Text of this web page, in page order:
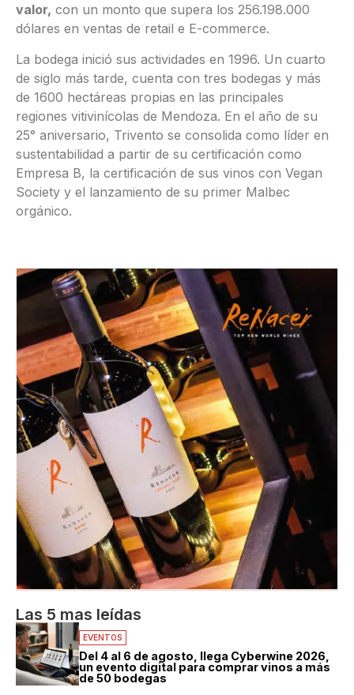
valor, con un monto que supera los 256.198.000
dólares en ventas de retail e E-commerce.
La bodega inició sus actividades en 1996. Un cuarto
de siglo más tarde, cuenta con tres bodegas y más
de 1600 hectáreas propias en las principales
regiones vitivinícolas de Mendoza. En el año de su
25° aniversario, Trivento se consolida como líder en
sustentabilidad a partir de su certificación como
Empresa B, la certificación de sus vinos con Vegan
Society y el lanzamiento de su primer Malbec
orgánico.
Las 5 mas leídas
EVENTOS
Del 4 al 6 de agosto, llega Cyberwine 2026,
un evento digital para comprar vinos a más
de 50 bodegas